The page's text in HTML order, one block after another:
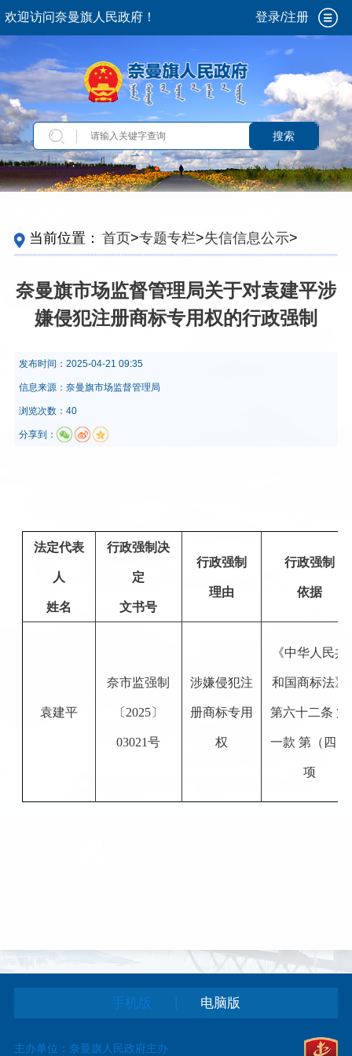
欢迎访问奈曼旗人民政府！ 登录/注册
搜索
当前位置： 首页>专题专栏>失信信息公示>
场监督管理严重违法失信名单
奈曼旗市场监督管理局关于对袁建平涉
嫌侵犯注册商标专用权的行政强制
发布时间： 2025-04-21 09:35
信息来源： 奈曼旗市场监督管理局
浏览次数：40
分享到：
法定代表
人
姓名
行政强制决
定
文书号
行政强制
理由
行政强制
依据
袁建平
奈市监强制
〔2025〕
03021号
涉嫌侵犯注
册商标专用
权
《中华人民共
和国商标法》
第六十二条 第
一款 第（四）
项
手机版 电脑版
主办单位：奈曼旗人民政府主办